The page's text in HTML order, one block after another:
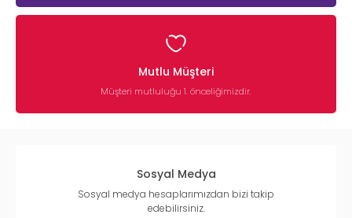
Mutlu Müşteri
Müşteri mutluluğu 1. önceliğimizdir.
Sosyal Medya
Sosyal medya hesaplarımızdan bizi takip
edebilirsiniz.